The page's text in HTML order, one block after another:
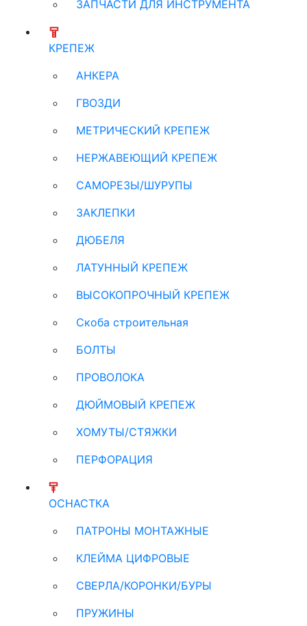
ЗАПЧАСТИ ДЛЯ ИНСТРУМЕНТА
КРЕПЕЖ
АНКЕРА
ГВОЗДИ
МЕТРИЧЕСКИЙ КРЕПЕЖ
НЕРЖАВЕЮЩИЙ КРЕПЕЖ
САМОРЕЗЫ/ШУРУПЫ
ЗАКЛЕПКИ
ДЮБЕЛЯ
ЛАТУННЫЙ КРЕПЕЖ
ВЫСОКОПРОЧНЫЙ КРЕПЕЖ
Скоба строительная
БОЛТЫ
ПРОВОЛОКА
ДЮЙМОВЫЙ КРЕПЕЖ
ХОМУТЫ/СТЯЖКИ
ПЕРФОРАЦИЯ
ОСНАСТКА
ПАТРОНЫ МОНТАЖНЫЕ
КЛЕЙМА ЦИФРОВЫЕ
СВЕРЛА/КОРОНКИ/БУРЫ
ПРУЖИНЫ